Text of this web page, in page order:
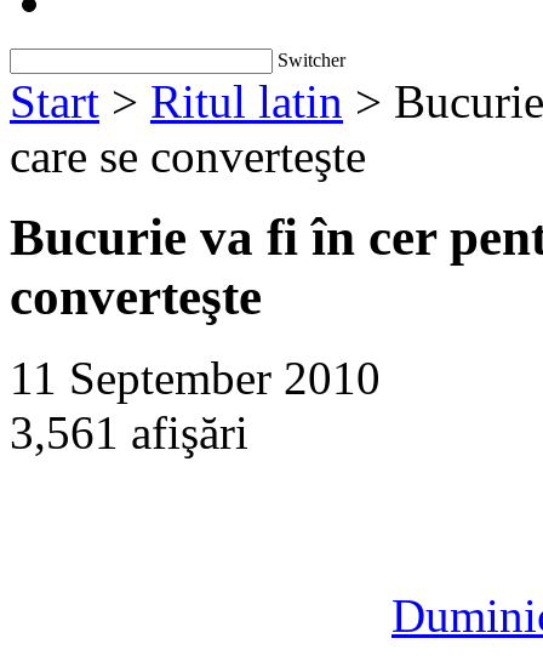
Switcher
Start > Ritul latin >
care se converteşte
Bucurie va fi în cer
converteşte
11 September 2010
3,561 afişări